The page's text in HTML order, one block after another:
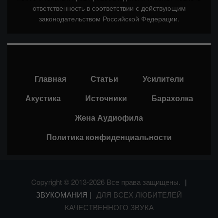
ответственность в соответствии с действующим
законодательством Российской Федерации.
Главная Статьи
Усилители
Акустика
Источники
Барахолка
Жена Аудиофила
Политика конфиденциальности
Copyright © 2013-2026 Все права защищены. |
ЗВУКОМАНИЯ | ДЛЯ ВСЕХ ЛЮБИТЕЛЕЙ
КАЧЕСТВЕННОГО ЗВУКА